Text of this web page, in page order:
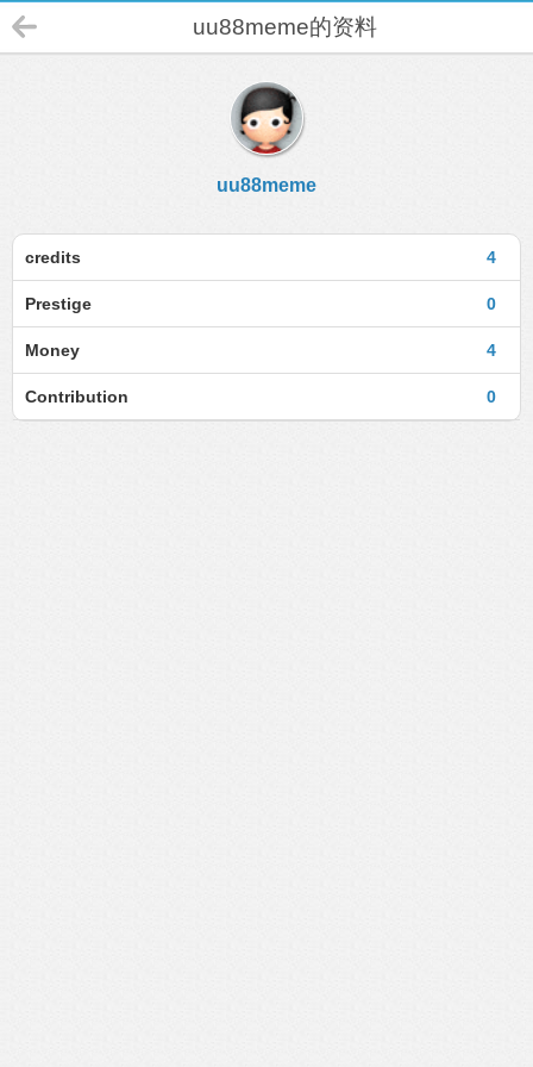
uu88meme的资料
uu88meme
4
credits
0
Prestige
4
Money
0
Contribution